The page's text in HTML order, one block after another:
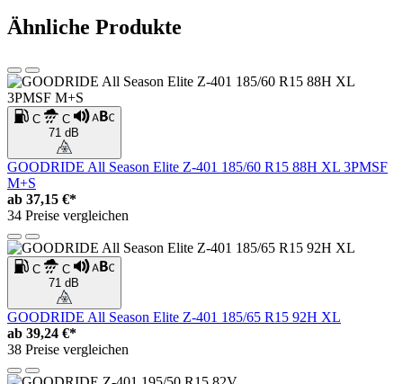
Ähnliche Produkte
C
C
71 dB
GOODRIDE All Season Elite Z-401 185/60 R15 88H XL 3PMSF
M+S
ab 37,15 €*
34 Preise vergleichen
C
C
71 dB
GOODRIDE All Season Elite Z-401 185/65 R15 92H XL
ab 39,24 €*
38 Preise vergleichen